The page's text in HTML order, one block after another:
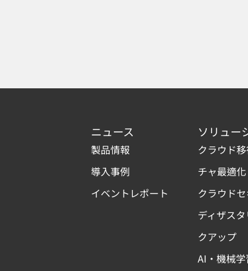
ニュース
製品情報
導入事例
イベントレポート
ソリュー
クラウド
チャ最適化
クラウド
ディザス
クアップ
AI・機械